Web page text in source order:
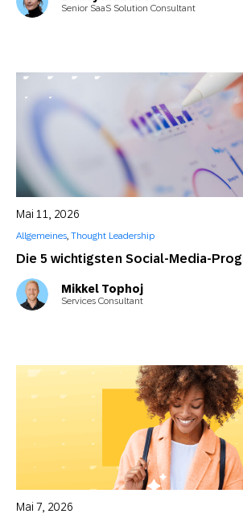
Senior SaaS Solution Consultant
Die 5 wichtigsten Social-Media-
Mai 11, 2026
Allgemeines, Thought Leadership
Mikkel Tophoj
Services Consultant
Mai 7, 2026